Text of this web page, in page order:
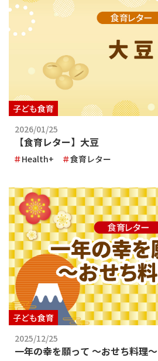
2026/01/25
【食育レター】大豆
Health+ 食育レター
子ども食育
2025/12/25
一年の幸を願って ～おせち料理～
子ども食育